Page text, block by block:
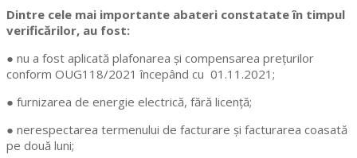
Dintre cele mai importante abateri constatate în timpul
verificărilor, au fost:
● nu a fost aplicată plafonarea și compensarea prețurilor
conform OUG118/2021 începând cu 01.11.2021;
● furnizarea de energie electrică, fără licență;
● nerespectarea termenului de facturare și facturarea coasată
pe două luni;